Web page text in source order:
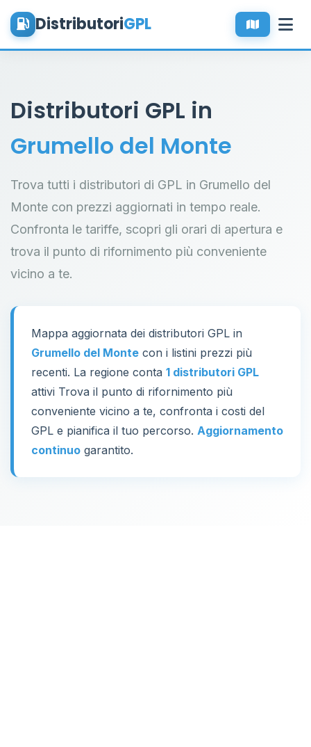
DistributoriGPL
Distributori GPL in
Grumello del Monte
Trova tutti i distributori di GPL in Grumello del
Monte con prezzi aggiornati in tempo reale.
Confronta le tariffe, scopri gli orari di apertura e
trova il punto di rifornimento più conveniente
vicino a te.
Mappa aggiornata dei distributori GPL in
Grumello del Monte con i listini prezzi più
recenti. La regione conta 1 distributori GPL
attivi Trova il punto di rifornimento più
conveniente vicino a te, confronta i costi del
GPL e pianifica il tuo percorso. Aggiornamento
continuo garantito.